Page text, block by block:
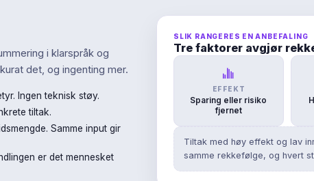
i klarspråk og
det, og ingenting mer.
Ingen teknisk støy.
tiltak.
Samme input gir
er det mennesket
SLIK RANGERES EN ANBEFALING
Tre faktorer avgjør
EFFEKT
Sparing eller risiko
fjernet
Tiltak med høy effekt og lav
samme rekkefølge, og hvert